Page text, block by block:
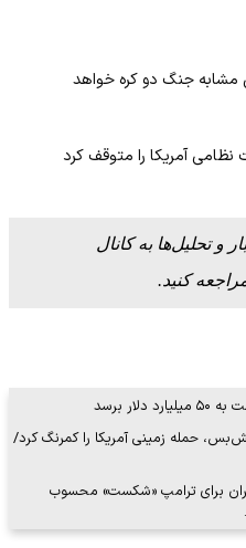
مشابه جنگ دو کره خواهد
آمریکا را متوقف کرد
و تحلیل‌ها به کانال
کنید.
برسد
حمله زمینی آمریکا را کمرنگ کرد/
برای ترامپ «شکست» محسوب